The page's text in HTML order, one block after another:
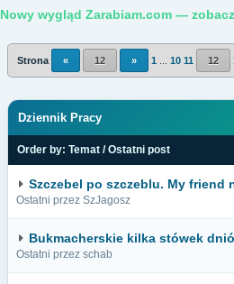
Nowy wygląd Zarabiam.com —
Strona « 12 » 1 10 11 12
Dziennik Pracy
Order by: Temat /Ostatni post
Szczebel po szczeblu. My friend
Ostatni przez SzJagosz
Bukmacherskie kilka stówek
Ostatni przez schab